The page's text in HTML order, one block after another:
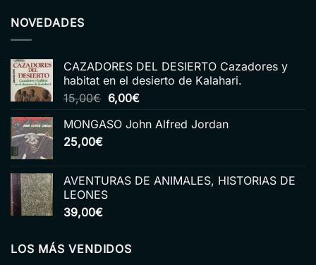
NOVEDADES
CAZADORES DEL DESIERTO Cazadores y
habitat en el desierto de Kalahari.
15,00€ El
original
6,00€El
actual
MONGASO John Alfred Jordan
25,00€
AVENTURAS DE ANIMALES, HISTORIAS DE
LEONES
39,00€
LOS MÁS VENDIDOS